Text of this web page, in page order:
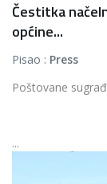
Čestitka
općine...
Pisao : Press
Poštovane
...